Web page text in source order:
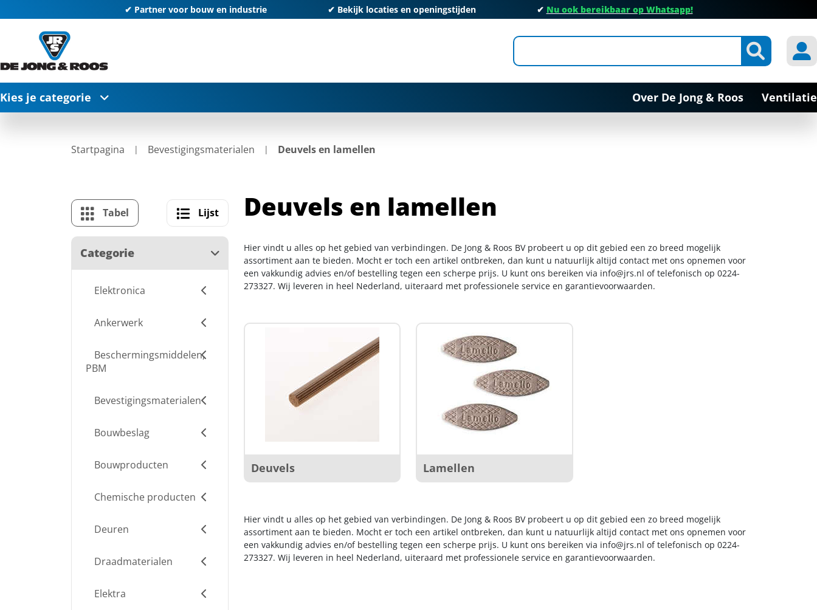
✔ Partner voor bouw en industrie ✔ Bekijk locaties en openingstijden ✔ Nu ook bereikbaar op Whatsapp!
Kies je categorie Over De Jong & Roos Ventilatie
Startpagina Bevestigingsmaterialen Deuvels en lamellen
Tabel Lijst
Categorie
Elektronica
Ankerwerk
Beschermingsmiddelen,
PBM
Bevestigingsmaterialen
Bouwbeslag
Bouwproducten
Chemische producten
Deuren
Draadmaterialen
Elektra
Deuvels en lamellen
Hier vindt u alles op het gebied van verbindingen. De Jong & Roos BV probeert u op dit gebied een zo breed mogelijk
assortiment aan te bieden. Mocht er toch een artikel ontbreken, dan kunt u natuurlijk altijd contact met ons opnemen voor
een vakkundig advies en/of bestelling tegen een scherpe prijs. U kunt ons bereiken via info@jrs.nl of telefonisch op 0224-
273327. Wij leveren in heel Nederland, uiteraard met professionele service en garantievoorwaarden.
Deuvels Lamellen
Hier vindt u alles op het gebied van verbindingen. De Jong & Roos BV probeert u op dit gebied een zo breed mogelijk
assortiment aan te bieden. Mocht er toch een artikel ontbreken, dan kunt u natuurlijk altijd contact met ons opnemen voor
een vakkundig advies en/of bestelling tegen een scherpe prijs. U kunt ons bereiken via info@jrs.nl of telefonisch op 0224-
273327. Wij leveren in heel Nederland, uiteraard met professionele service en garantievoorwaarden.